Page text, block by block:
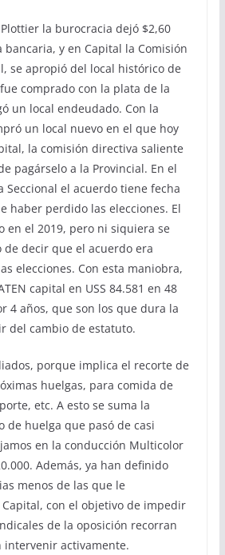
la burocracia dejó $2,60
bancaria, y en Capital la Comisión
se apropió del local histórico de
comprado con la plata de la
un local endeudado. Con la
un local nuevo en el que hoy
la comisión directiva saliente
pagárselo a la Provincial. En el
Seccional el acuerdo tiene fecha
haber perdido las elecciones. El
en el 2019, pero ni siquiera se
decir que el acuerdo era
elecciones. Con esta maniobra,
capital en USS 84.581 en 48
4 años, que son los que dura la
del cambio de estatuto.
porque implica el recorte de
huelgas, para comida de
etc. A esto se suma la
de huelga que pasó de casi
en la conducción Multicolor
Además, ya han definido
menos de las que le
con el objetivo de impedir
de la oposición recorran
intervenir activamente.